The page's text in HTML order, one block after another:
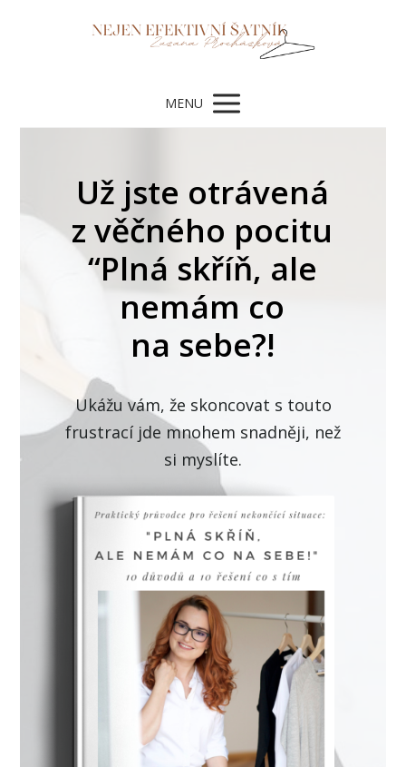
MENU
Už jste otrávená
z věčného pocitu
“Plná skříň, ale
nemám co
na sebe?!
Ukážu vám, že skoncovat s touto
frustrací jde mnohem snadněji, než
si myslíte.